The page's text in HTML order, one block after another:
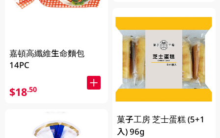
嘉頓高纖維生命麵包
14PC
$18.50
菓子工房 芝士蛋糕 (5+1
入) 96g